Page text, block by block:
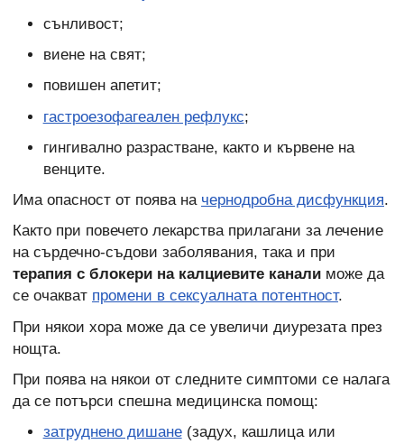
сънливост;
виене на свят;
повишен апетит;
гастроезофагеален рефлукс;
гингивално разрастване, както и кървене на
венците.
Има опасност от поява на чернодробна дисфункция.
Както при повечето лекарства прилагани за лечение
на сърдечно-съдови заболявания, така и при
терапия с блокери на калциевите канали може да
се очакват промени в сексуалната потентност.
При някои хора може да се увеличи диурезата през
нощта.
При поява на някои от следните симптоми се налага
да се потърси спешна медицинска помощ:
затруднено дишане(задух, кашлица или